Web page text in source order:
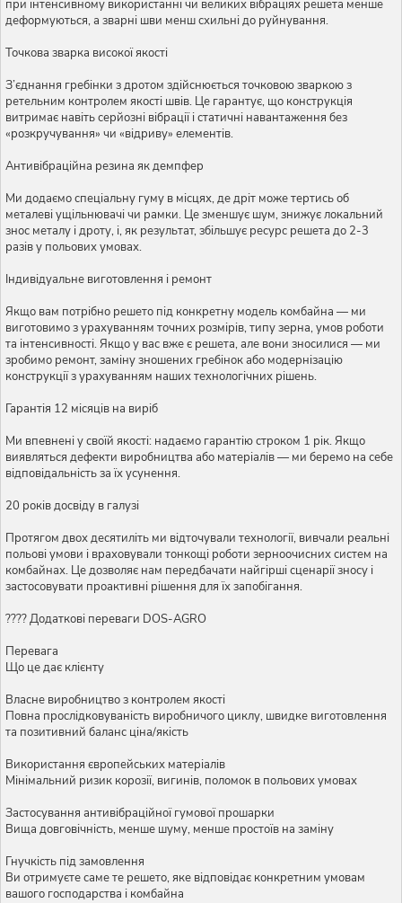
при інтенсивному використанні чи великих вібраціях решета менше
деформуються, а зварні шви менш схильні до руйнування.
Точкова зварка високої якості
З’єднання гребінки з дротом здійснюється точковою зваркою з
ретельним контролем якості швів. Це гарантує, що конструкція
витримає навіть серйозні вібрації і статичні навантаження без
«розкручування» чи «відриву» елементів.
Антивібраційна резина як демпфер
Ми додаємо спеціальну гуму в місцях, де дріт може тертись об
металеві ущільнювачі чи рамки. Це зменшує шум, знижує локальний
знос металу і дроту, і, як результат, збільшує ресурс решета до 2-3
разів у польових умовах.
Індивідуальне виготовлення і ремонт
Якщо вам потрібно решето під конкретну модель комбайна — ми
виготовимо з урахуванням точних розмірів, типу зерна, умов роботи
та інтенсивності. Якщо у вас вже є решета, але вони зносилися — ми
зробимо ремонт, заміну зношених гребінок або модернізацію
конструкції з урахуванням наших технологічних рішень.
Гарантія 12 місяців на виріб
Ми впевнені у своїй якості: надаємо гарантію строком 1 рік. Якщо
виявляться дефекти виробництва або матеріалів — ми беремо на себе
відповідальність за їх усунення.
20 років досвіду в галузі
Протягом двох десятиліть ми відточували технології, вивчали реальні
польові умови і враховували тонкощі роботи зерноочисних систем на
комбайнах. Це дозволяє нам передбачати найгірші сценарії зносу і
застосовувати проактивні рішення для їх запобігання.
???? Додаткові переваги DOS-AGRO
Перевага
Що це дає клієнту
Власне виробництво з контролем якості
Повна прослідковуваність виробничого циклу, швидке виготовлення
та позитивний баланс ціна/якість
Використання європейських матеріалів
Мінімальний ризик корозії, вигинів, поломок в польових умовах
Застосування антивібраційної гумової прошарки
Вища довговічність, менше шуму, менше простоїв на заміну
Гнучкість під замовлення
Ви отримуєте саме те решето, яке відповідає конкретним умовам
вашого господарства і комбайна